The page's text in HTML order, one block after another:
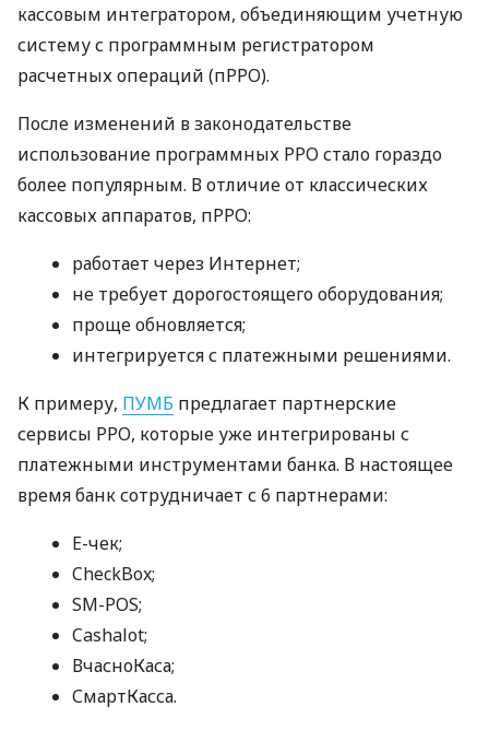
кассовым интегратором, объединяющим учетную
систему с программным регистратором
расчетных операций (пРРО).
После изменений в законодательстве
использование программных РРО стало гораздо
более популярным. В отличие от классических
кассовых аппаратов, пРРО:
работает через Интернет;
не требует дорогостоящего оборудования;
проще обновляется;
интегрируется с платежными решениями.
К примеру, ПУМБ предлагает партнерские
сервисы РРО, которые уже интегрированы с
платежными инструментами банка. В настоящее
время банк сотрудничает с 6 партнерами:
E-чек;
CheckBox;
SM-POS;
Cashalot;
ВчасноКаса;
СмартКасса.